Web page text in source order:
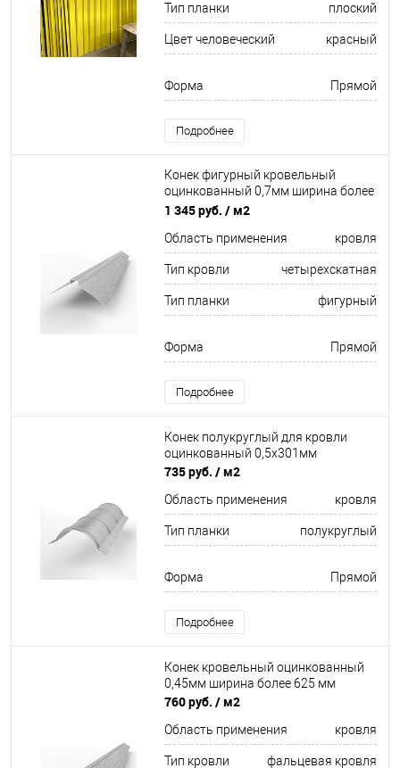
Тип планки плоский
Цвет человеческий красный
Форма Прямой
Подробнее
Конек фигурный кровельный
оцинкованный 0,7мм ширина более
625 мм
1 345 руб. / м2
Область применения кровля
Тип кровли четырехскатная
Тип планки фигурный
Форма Прямой
Подробнее
Конек полукруглый для кровли
оцинкованный 0,5x301мм
735 руб. / м2
Область применения кровля
Тип планки полукруглый
Форма Прямой
Подробнее
Конек кровельный оцинкованный
0,45мм ширина более 625 мм
760 руб. / м2
Область применения кровля
Тип кровли фальцевая кровля